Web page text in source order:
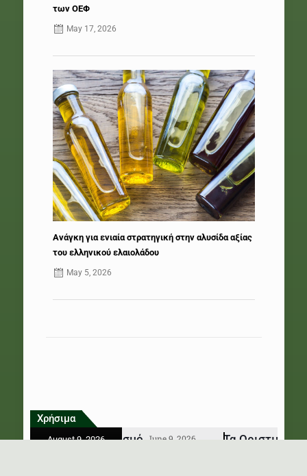
των ΟΕΦ
May 17, 2026
Ανάγκη για ενιαία στρατηγική στην αλυσίδα αξίας
του ελληνικού ελαιολάδου
May 5, 2026
Χρήσιμα
August 9, 2026
Εγκλωβισμό June 9, 2026 Τα Οριστικά